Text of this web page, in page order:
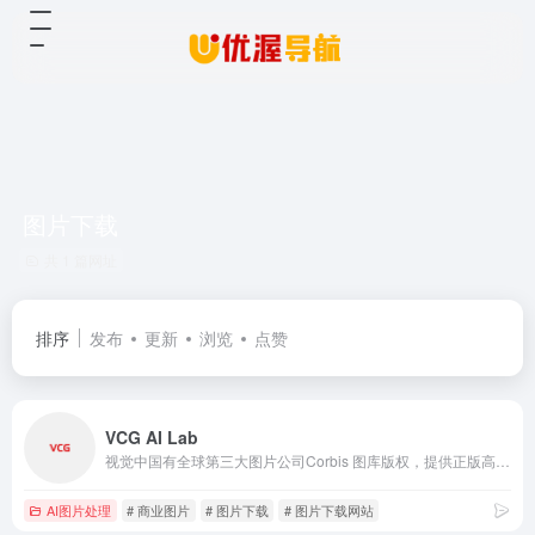
排序 发布 更新 浏览 点赞
VCG AI Lab
AI图片处理 # 商业图片 # 图片下载 # 图片下载网站